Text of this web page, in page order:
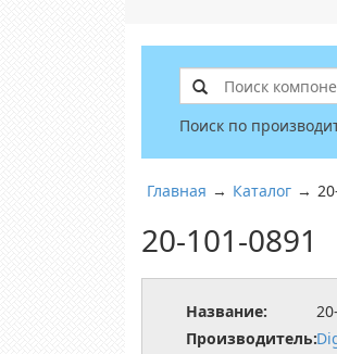
Поиск по
Главная → Каталог →
20-101-0891
Название:
Производитель: